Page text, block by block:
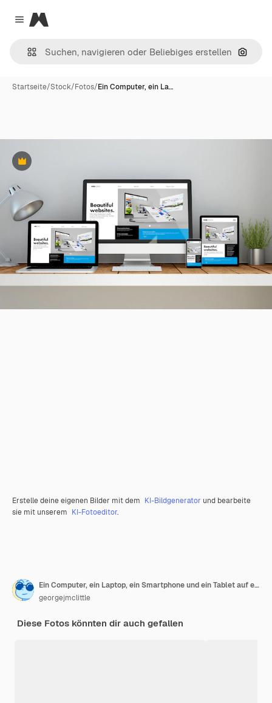
Close menu
Magnific
Nach
Startseite/Stock/Fotos/Ein Computer, ein La…
Premium
Erstelle deine eigenen Bilder mit dem KI-Bildgenerator und bearbeite
sie mit unserem KI-Fotoeditor.
Ein Computer, ein Laptop, ein Smartphone und ein Tablet auf einem Desktop-Arbeitsbereich mit einer Online-Responsive-Builder-Website auf dem Bildschirm. 3d Illustration. Alle Bildschirmgrafiken sind zusammengestellt.
georgejmclittle
Diese Fotos könnten dir auch gefallen